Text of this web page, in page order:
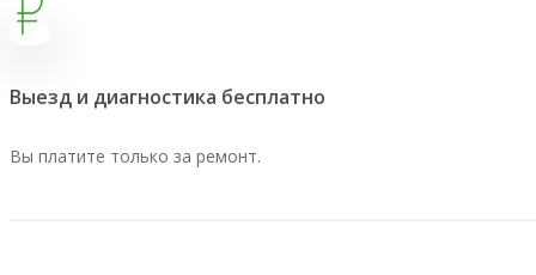
Выезд и диагностика бесплатно
Вы платите только за ремонт.